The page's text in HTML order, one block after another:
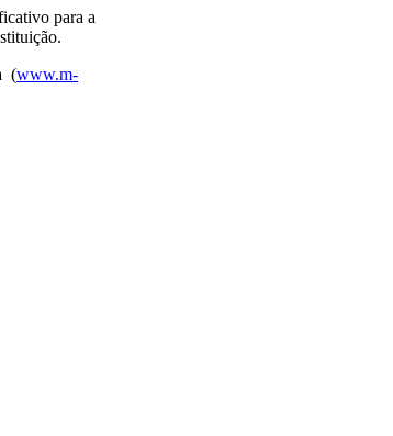
para a
(www.m-